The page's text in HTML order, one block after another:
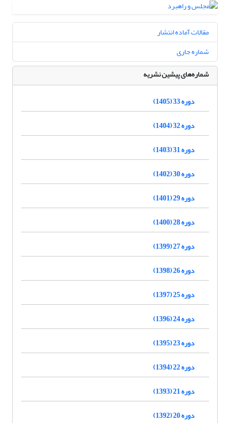
مقالات آماده انتشار
شماره جاری
شماره‌های پیشین نشریه
دوره 33 (1405)
دوره 32 (1404)
دوره 31 (1403)
دوره 30 (1402)
دوره 29 (1401)
دوره 28 (1400)
دوره 27 (1399)
دوره 26 (1398)
دوره 25 (1397)
دوره 24 (1396)
دوره 23 (1395)
دوره 22 (1394)
دوره 21 (1393)
دوره 20 (1392)